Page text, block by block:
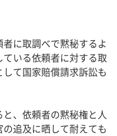
に取調べで黙秘するよ
いる依頼者に対する取
て国家賠償請求訴訟も
、依頼者の黙秘権と人
追及に晒して耐えても